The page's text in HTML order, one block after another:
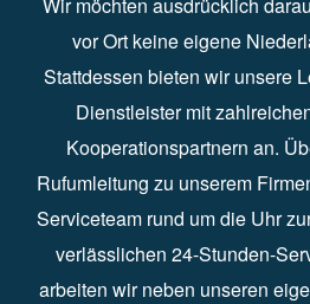
vor Ort keine eigene
Stattdessen bieten wir unsere
Dienstleister mit
Kooperationspartnern an.
Rufumleitung zu unserem
Serviceteam rund um die Uhr
verlässlichen 24-Stunden-
arbeiten wir neben unseren